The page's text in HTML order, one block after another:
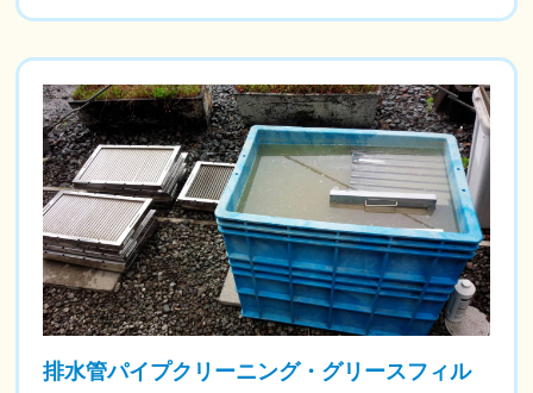
排水管パイプクリーニング・グリースフィル